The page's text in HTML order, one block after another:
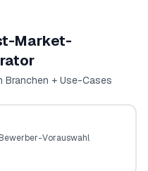
Market-
Branchen + Use-Cases
Vorauswahl